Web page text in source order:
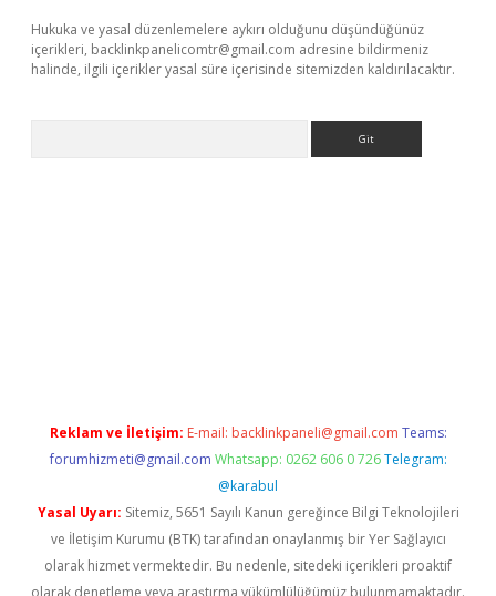
Hukuka ve yasal düzenlemelere aykırı olduğunu düşündüğünüz
içerikleri, backlinkpanelicomtr@gmail.com adresine bildirmeniz
halinde, ilgili içerikler yasal süre içerisinde sitemizden kaldırılacaktır.
Reklam ve İletişim: E-mail: backlinkpaneli@gmail.com Teams:
forumhizmeti@gmail.com Whatsapp: 0262 606 0 726 Telegram:
@karabul
Yasal Uyarı: Sitemiz, 5651 Sayılı Kanun gereğince Bilgi Teknolojileri
ve İletişim Kurumu (BTK) tarafından onaylanmış bir Yer Sağlayıcı
olarak hizmet vermektedir. Bu nedenle, sitedeki içerikleri proaktif
olarak denetleme veya araştırma yükümlülüğümüz bulunmamaktadır.